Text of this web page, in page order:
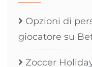
Opzioni di
giocatore su
Zoccer